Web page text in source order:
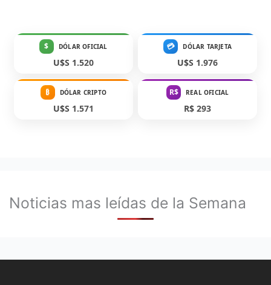
$ DÓLAR OFICIAL
U$S 1.520
💳 DÓLAR TARJETA
U$S 1.976
₿ DÓLAR CRIPTO
U$S 1.571
R$ REAL OFICIAL
R$ 293
Noticias mas leídas de la Semana